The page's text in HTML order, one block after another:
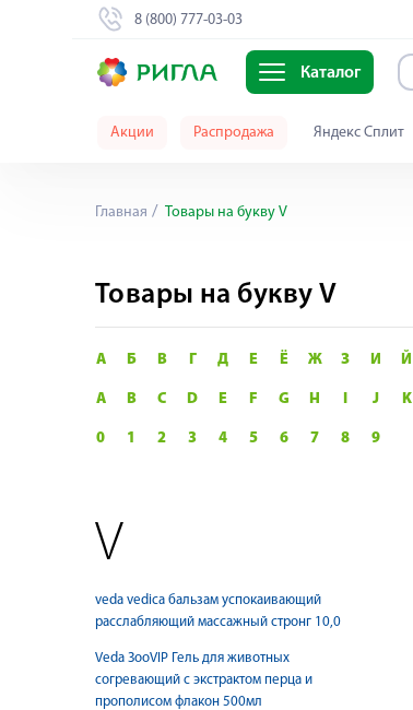
8 (800) 777-03-03
Каталог
Акции Распродажа Яндекс Сплит
Главная Товары на букву V
Товары на букву V
А Б В Г Д Е Ё Ж З И Й
A B C D E F G H I J K
0 1 2 3 4 5 6 7 8 9
V
veda vedica бальзам успокаивающий
расслабляющий массажный стронг 10,0
Veda ЗооVIP Гель для животных
согревающий с экстрактом перца и
прополисом флакон 500мл